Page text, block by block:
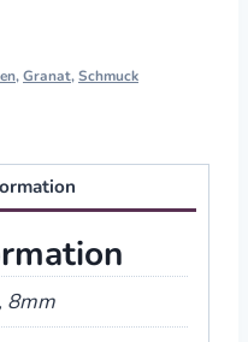
,Granat,Schmuck
8mm